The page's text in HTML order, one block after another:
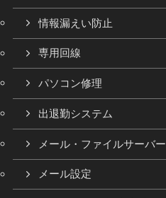
情報漏えい防止
専用回線
パソコン修理
出退勤システム
メール・ファイルサーバー
メール設定